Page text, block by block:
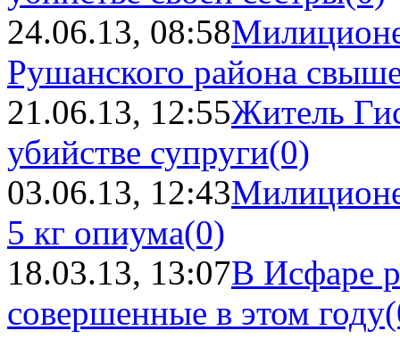
24.06.13, 08:58
Рушанского района
21.06.13, 12:55Житель
убийстве супруги(0)
03.06.13, 12:43
5 кг опиума(0)
18.03.13, 13:07В Исфаре
совершенные в этом году